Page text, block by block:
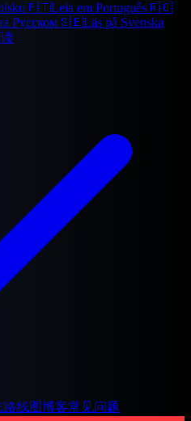
🇵🇹Leia em Português🇷🇴
Русском🇸🇪Läs på Svenska
路线图博客常见问题